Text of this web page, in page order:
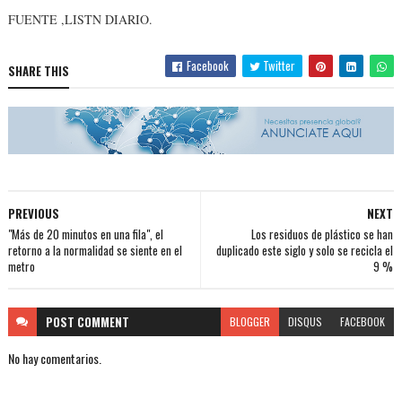
FUENTE ,LISTN DIARIO.
SHARE THIS Facebook Twitter
NEXT
Los residuos de plástico se han
duplicado este siglo y solo se recicla el
9 %
PREVIOUS
"Más de 20 minutos en una fila", el
retorno a la normalidad se siente en el
metro
POST COMMENT BLOGGER DISQUS FACEBOOK
No hay comentarios.